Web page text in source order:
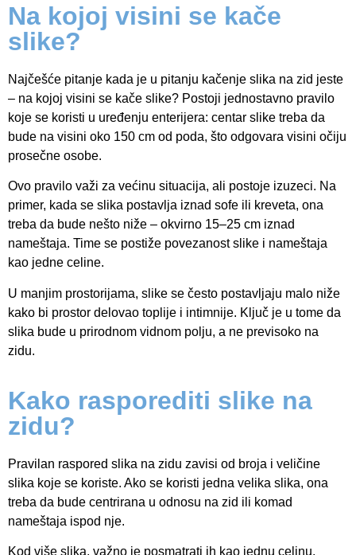
Na kojoj visini se kače
slike?
Najčešće pitanje kada je u pitanju kačenje slika na zid jeste
– na kojoj visini se kače slike? Postoji jednostavno pravilo
koje se koristi u uređenju enterijera: centar slike treba da
bude na visini oko 150 cm od poda, što odgovara visini očiju
prosečne osobe.
Ovo pravilo važi za većinu situacija, ali postoje izuzeci. Na
primer, kada se slika postavlja iznad sofe ili kreveta, ona
treba da bude nešto niže – okvirno 15–25 cm iznad
nameštaja. Time se postiže povezanost slike i nameštaja
kao jedne celine.
U manjim prostorijama, slike se često postavljaju malo niže
kako bi prostor delovao toplije i intimnije. Ključ je u tome da
slika bude u prirodnom vidnom polju, a ne previsoko na
zidu.
Kako rasporediti slike na
zidu?
Pravilan raspored slika na zidu zavisi od broja i veličine
slika koje se koriste. Ako se koristi jedna velika slika, ona
treba da bude centrirana u odnosu na zid ili komad
nameštaja ispod nje.
Kod više slika, važno je posmatrati ih kao jednu celinu.